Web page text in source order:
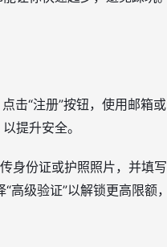
击“注册”按钮，使用邮箱或
提升安全。
身份证或护照照片，并填写
级验证”以解锁更高限额，